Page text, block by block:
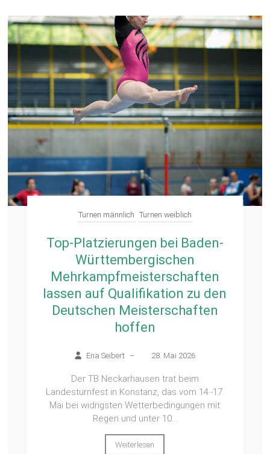
Turnen männlich Turnen weiblich
Top-Platzierungen bei Baden-
Württembergischen
Mehrkampfmeisterschaften
lassen auf Qualifikation zu den
Deutschen Meisterschaften
hoffen
Ena Seibert – 28. Mai 2026
Der TB Neckarhausen trat beim
Landesturnfest in Konstanz, das vom 14.-17.
Mai bei widrigsten Wetterbedingungen mit
Regen und unter 10...
Weiterlesen